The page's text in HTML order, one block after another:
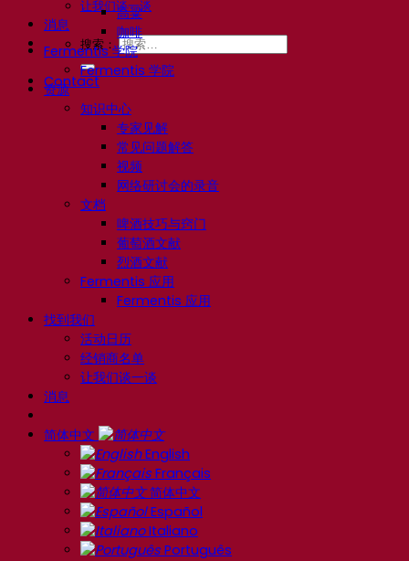
让我们谈一谈
消息
搜索：
Contact
高粱
咖啡
Fermentis 学院
Fermentis 学院
资源
知识中心
专家见解
常见问题解答
视频
网络研讨会的录音
文档
啤酒技巧与窍门
葡萄酒文献
烈酒文献
Fermentis 应用
Fermentis 应用
找到我们
活动日历
经销商名单
让我们谈一谈
消息
简体中文
English
Français
简体中文
Español
Italiano
Português